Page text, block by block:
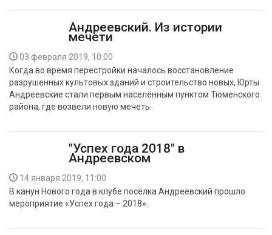
Андреевский. Из истории
мечети
03 февраля 2019, 10:00
Когда во время перестройки началось восстановление
разрушенных культовых зданий и строительство новых, Юрты
Андреевские стали первым населённым пунктом Тюменского
района, где возвели новую мечеть.
"Успех года 2018" в
Андреевском
14 января 2019, 11:00
В канун Нового года в клубе посёлка Андреевский прошло
мероприятие «Успех года – 2018».